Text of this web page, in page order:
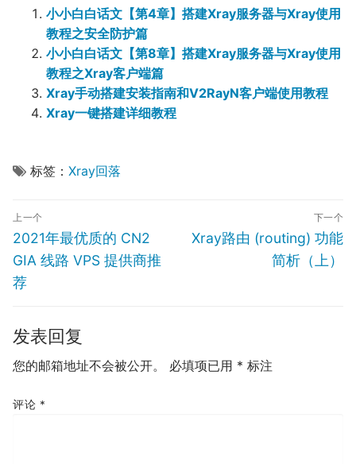
小小白白话文【第4章】搭建Xray服务器与Xray使用
教程之安全防护篇
小小白白话文【第8章】搭建Xray服务器与Xray使用
教程之Xray客户端篇
Xray手动搭建安装指南和V2RayN客户端使用教程
Xray一键搭建详细教程
标签： Xray回落
文
章
导
航
上一个
Previous
post:
2021年最优质的 CN2
GIA 线路 VPS 提供商推
荐
下一个
Next
Xray路由 (routing) 功能
简析（上）
发表回复
您的邮箱地址不会被公开。 必填项已用 * 标注
评论 *